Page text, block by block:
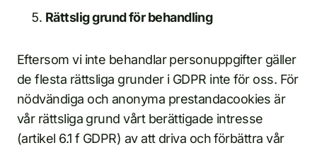
Rättslig grund för behandling
Eftersom vi inte behandlar personuppgifter gäller
de flesta rättsliga grunder i GDPR inte för oss. För
nödvändiga och anonyma prestandacookies är
vår rättsliga grund vårt berättigade intresse
(artikel 6.1 f GDPR) av att driva och förbättra vår